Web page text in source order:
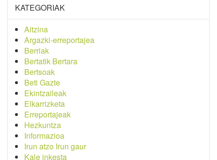
KATEGORIAK
Aitzina
Argazki-erreportajea
Berriak
Bertatik Bertara
Bertsoak
Beti Gazte
Ekintzaileak
Elkarrizketa
Erreportajeak
Hezkuntza
Informazioa
Irun atzo Irun gaur
Kale inkesta